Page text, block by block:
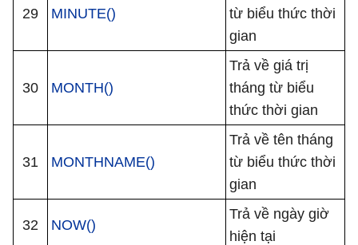
29 MINUTE()
từ biểu thức thời
gian
30 MONTH()
Trả về giá trị
tháng từ biểu
thức thời gian
31 MONTHNAME()
Trả về tên tháng
từ biểu thức thời
gian
32 NOW()
Trả về ngày giờ
hiện tại